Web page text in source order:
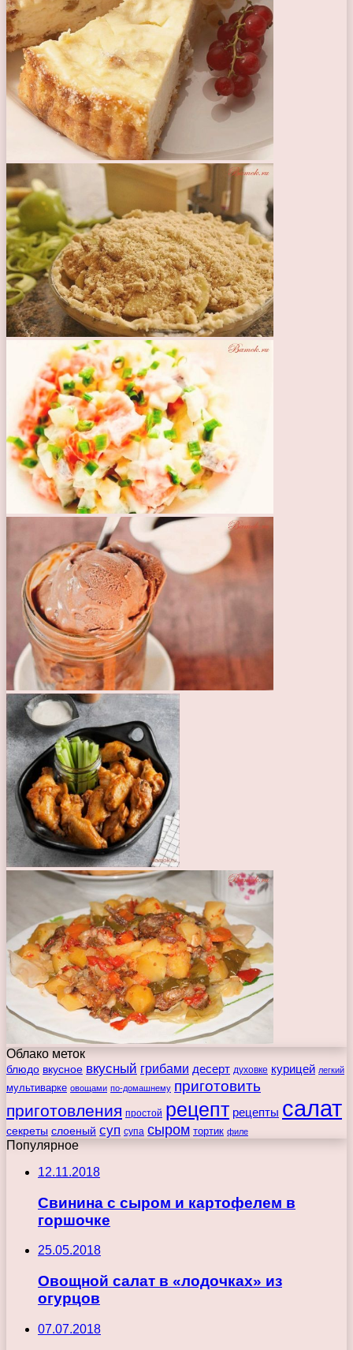
Облако меток
блюдо вкусное вкусный грибами десерт духовке курицей легкий
мультиварке овощами по-домашнему приготовить
приготовления простой рецепт рецепты салат
секреты слоеный суп супа сыром тортик филе
Популярное
12.11.2018
Свинина с сыром и картофелем в
горшочке
25.05.2018
Овощной салат в «лодочках» из
огурцов
07.07.2018